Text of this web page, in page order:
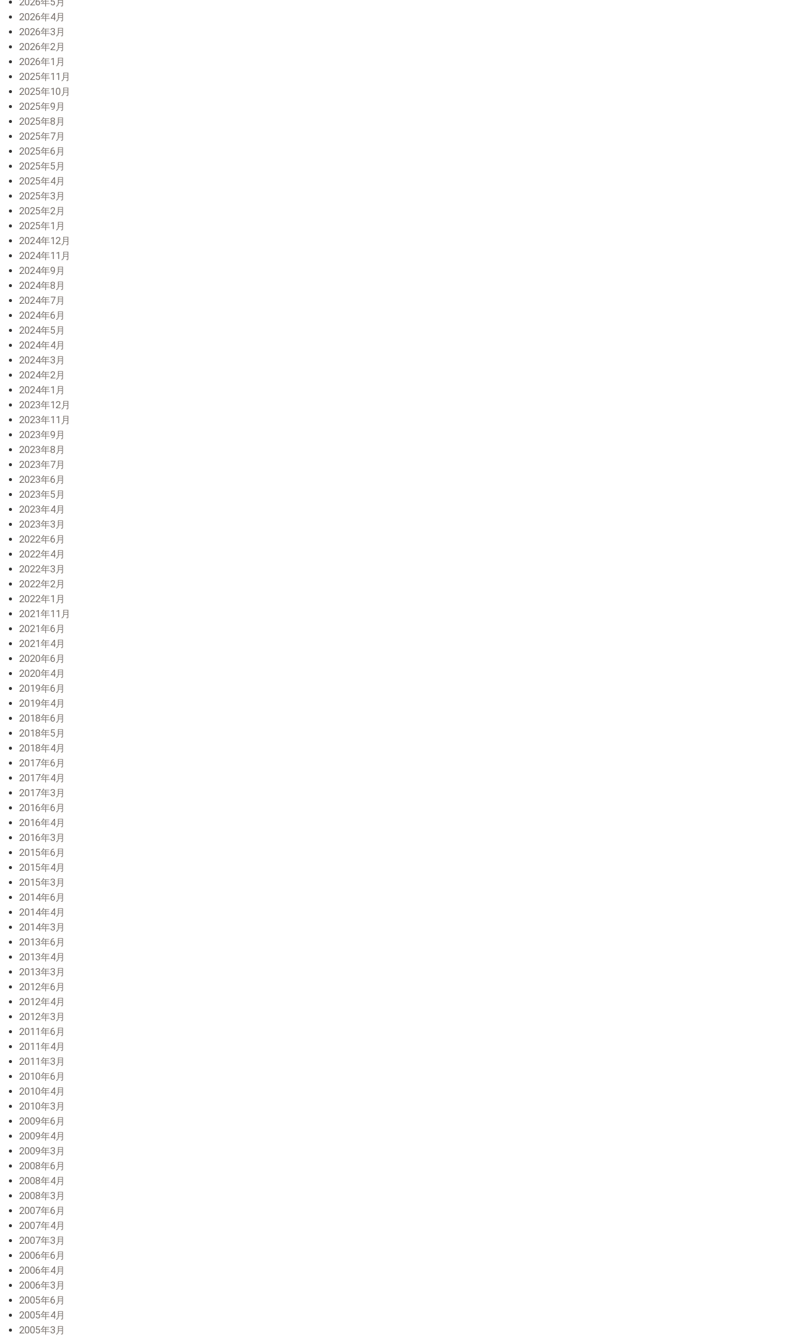
2026年4月
2026年3月
2026年2月
2026年1月
2025年11月
2025年10月
2025年9月
2025年8月
2025年7月
2025年6月
2025年5月
2025年4月
2025年3月
2025年2月
2025年1月
2024年12月
2024年11月
2024年9月
2024年8月
2024年7月
2024年6月
2024年5月
2024年4月
2024年3月
2024年2月
2024年1月
2023年12月
2023年11月
2023年9月
2023年8月
2023年7月
2023年6月
2023年5月
2023年4月
2023年3月
2022年6月
2022年4月
2022年3月
2022年2月
2022年1月
2021年11月
2021年6月
2021年4月
2020年6月
2020年4月
2019年6月
2019年4月
2018年6月
2018年5月
2018年4月
2017年6月
2017年4月
2017年3月
2016年6月
2016年4月
2016年3月
2015年6月
2015年4月
2015年3月
2014年6月
2014年4月
2014年3月
2013年6月
2013年4月
2013年3月
2012年6月
2012年4月
2012年3月
2011年6月
2011年4月
2011年3月
2010年6月
2010年4月
2010年3月
2009年6月
2009年4月
2009年3月
2008年6月
2008年4月
2008年3月
2007年6月
2007年4月
2007年3月
2006年6月
2006年4月
2006年3月
2005年6月
2005年4月
2005年3月